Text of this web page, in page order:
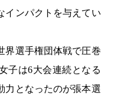
インパクトを与えてい
界選手権団体戦で圧巻
子は6大会連続となる
力となったのが張本選